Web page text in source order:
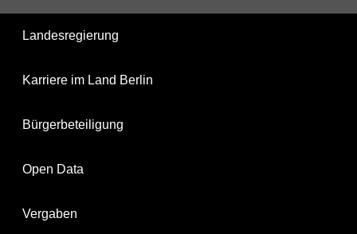
Landesregierung
Karriere im Land Berlin
Bürgerbeteiligung
Open Data
Vergaben